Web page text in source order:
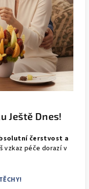
Ještě Dnes!
čerstvost a
vzkaz péče dorazí v